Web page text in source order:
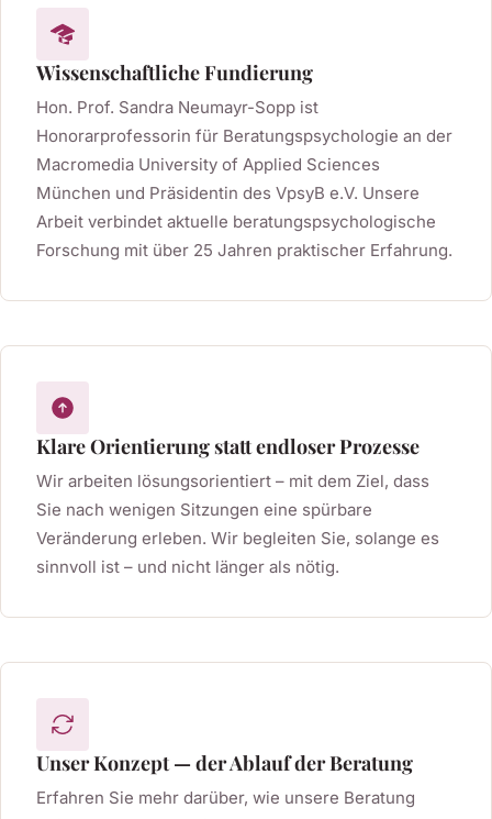
Wissenschaftliche Fundierung
Hon. Prof. Sandra Neumayr-Sopp ist
Honorarprofessorin für Beratungspsychologie an der
Macromedia University of Applied Sciences
München und Präsidentin des VpsyB e.V. Unsere
Arbeit verbindet aktuelle beratungspsychologische
Forschung mit über 25 Jahren praktischer Erfahrung.
Klare Orientierung statt endloser Prozesse
Wir arbeiten lösungsorientiert – mit dem Ziel, dass
Sie nach wenigen Sitzungen eine spürbare
Veränderung erleben. Wir begleiten Sie, solange es
sinnvoll ist – und nicht länger als nötig.
Unser Konzept — der Ablauf der Beratung
Erfahren Sie mehr darüber, wie unsere Beratung